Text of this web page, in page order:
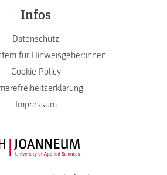
Infos
Datenschutz
für Hinweisgeber:innen
Cookie Policy
Impressum
FH JOANNEUM Logo